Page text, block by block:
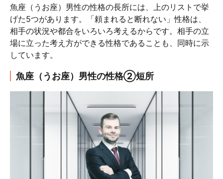
魚座（うお座）男性の性格の長所には、上のリストで挙
げた5つがあります。「頼まれると断れない」性格は、
相手の状況や都合をいろいろ考えるからです。相手の立
場に立った考え方ができる性格であることも、同時に示
しています。
魚座（うお座）男性の性格②短所